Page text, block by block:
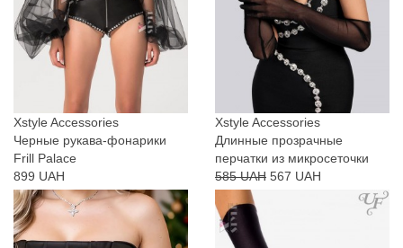
Xstyle Accessories
Черные рукава-фонарики
Frill Palace
899 UAH
Xstyle Accessories
Длинные прозрачные
перчатки из микросеточки
585 UAH 567 UAH